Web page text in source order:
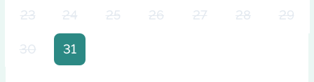
23 24 25 26 27 28 29
30 31